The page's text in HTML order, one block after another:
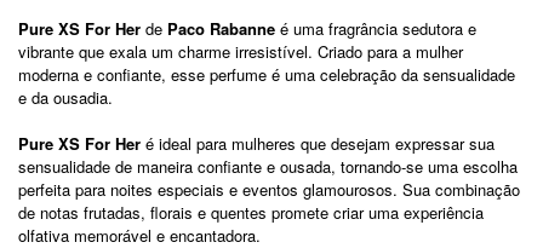
Pure XS For Her de Paco Rabanne é uma fragrância sedutora e
vibrante que exala um charme irresistível. Criado para a mulher
moderna e confiante, esse perfume é uma celebração da sensualidade
e da ousadia.
Pure XS For Her é ideal para mulheres que desejam expressar sua
sensualidade de maneira confiante e ousada, tornando-se uma escolha
perfeita para noites especiais e eventos glamourosos. Sua combinação
de notas frutadas, florais e quentes promete criar uma experiência
olfativa memorável e encantadora.